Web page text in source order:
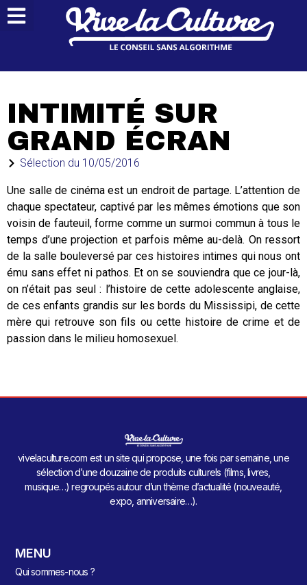
INTIMITÉ SUR
GRAND ÉCRAN
Sélection du 10/05/2016
Une salle de cinéma est un endroit de partage. L’attention de
chaque spectateur, captivé par les mêmes émotions que son
voisin de fauteuil, forme comme un surmoi commun à tous le
temps d’une projection et parfois même au-delà. On ressort
de la salle bouleversé par ces histoires intimes qui nous ont
ému sans effet ni pathos. Et on se souviendra que ce jour-là,
on n’était pas seul : l’histoire de cette adolescente anglaise,
de ces enfants grandis sur les bords du Mississipi, de cette
mère qui retrouve son fils ou cette histoire de crime et de
passion dans le milieu homosexuel.
vivelaculture.com est un site qui propose, une fois par semaine, une
sélection d’une douzaine de produits culturels (films, livres,
musique…) regroupés autour d’un thème d’actualité (nouveauté,
expo, anniversaire…).
MENU
Qui sommes-nous ?